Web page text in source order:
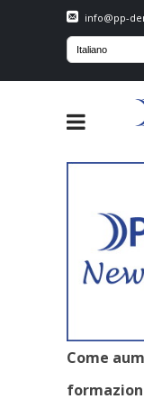
info@pp-
Come